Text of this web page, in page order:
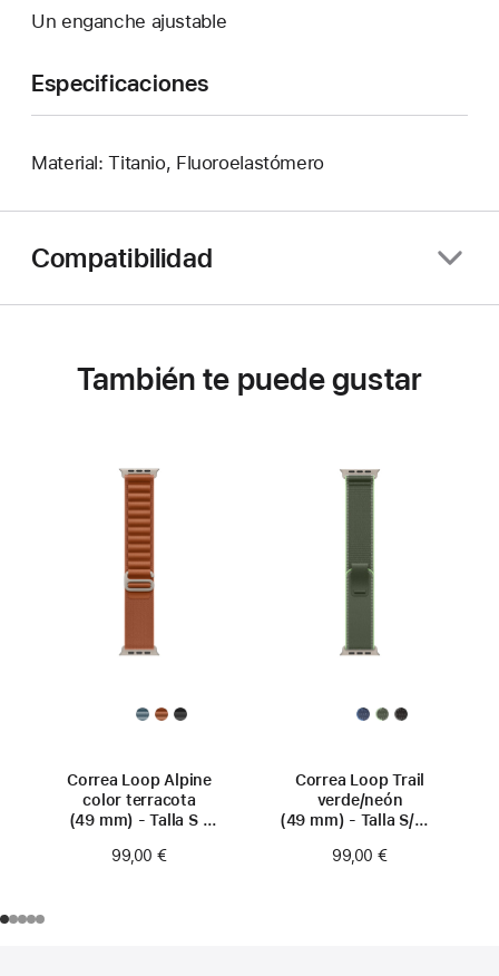
Un enganche ajustable
Especificaciones
Material: Titanio, Fluoroelastómero
Compatibilidad
También te puede gustar
Correa Loop Alpine
color terracota
(49 mm) - Talla S -
99,00 €
Correa Loop Trail
verde/neón
(49 mm) - Talla S/M -
99,00 €